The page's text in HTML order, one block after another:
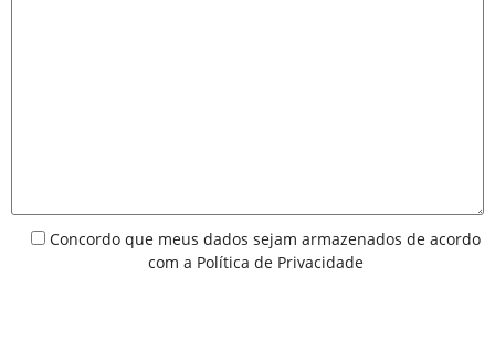
Concordo que meus dados sejam armazenados de acordo
com a Política de Privacidade